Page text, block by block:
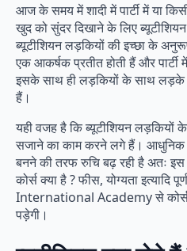
आज के समय में शादी में पार्टी में या
खुद को सुंदर दिखाने के लिए
ब्यूटीशियन लड़कियों की इच्छा के
एक आकर्षक प्रतीत होती हैं और पार्टी
इसके साथ ही लड़कियों के साथ लड़के
हैं।
यही वजह है कि ब्यूटीशियन
सजाने का काम करने लगे हैं। आधुनिक
बनने की तरफ रुचि बढ़ रही है अतः
कोर्स क्या है ? फीस, योग्यता इत्यादि
International Academy से कोर्स
पड़ेगी।